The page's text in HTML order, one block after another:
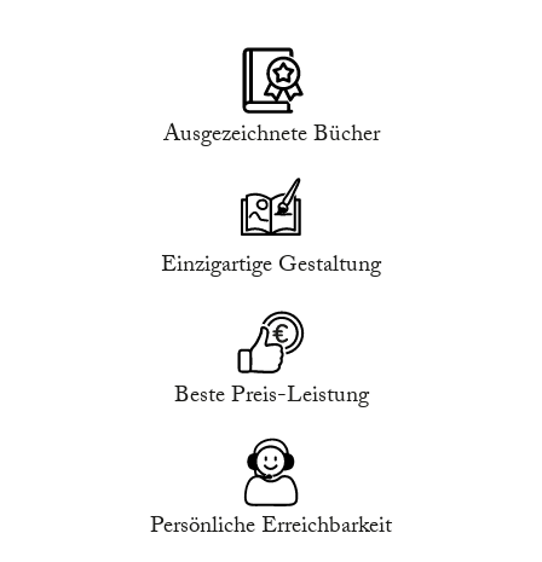
Ausgezeichnete Bücher
Einzigartige Gestaltung
Beste Preis-Leistung
Persönliche Erreichbarkeit